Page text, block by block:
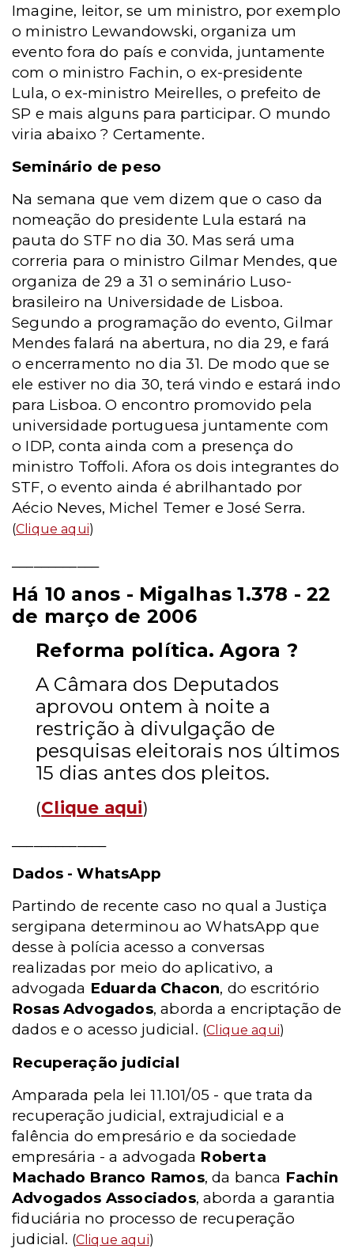
Imagine, leitor, se um ministro, por exemplo
o ministro Lewandowski, organiza um
evento fora do país e convida, juntamente
com o ministro Fachin, o ex-presidente
Lula, o ex-ministro Meirelles, o prefeito de
SP e mais alguns para participar. O mundo
viria abaixo ? Certamente.
Seminário de peso
Na semana que vem dizem que o caso da
nomeação do presidente Lula estará na
pauta do STF no dia 30. Mas será uma
correria para o ministro Gilmar Mendes, que
organiza de 29 a 31 o seminário Luso-
brasileiro na Universidade de Lisboa.
Segundo a programação do evento, Gilmar
Mendes falará na abertura, no dia 29, e fará
o encerramento no dia 31. De modo que se
ele estiver no dia 30, terá vindo e estará indo
para Lisboa. O encontro promovido pela
universidade portuguesa juntamente com
o IDP, conta ainda com a presença do
ministro Toffoli. Afora os dois integrantes do
STF, o evento ainda é abrilhantado por
Aécio Neves, Michel Temer e José Serra.
(Clique aqui)
Há 10 anos - Migalhas 1.378 - 22
de março de 2006
Reforma política. Agora ?
A Câmara dos Deputados
aprovou ontem à noite a
restrição à divulgação de
pesquisas eleitorais nos últimos
15 dias antes dos pleitos.
(Clique aqui)
Dados - WhatsApp
Partindo de recente caso no qual a Justiça
sergipana determinou ao WhatsApp que
desse à polícia acesso a conversas
realizadas por meio do aplicativo, a
advogada Eduarda Chacon, do escritório
Rosas Advogados, aborda a encriptação de
dados e o acesso judicial. (Clique aqui)
Recuperação judicial
Amparada pela lei 11.101/05 - que trata da
recuperação judicial, extrajudicial e a
falência do empresário e da sociedade
empresária - a advogada Roberta
Machado Branco Ramos, da banca Fachin
Advogados Associados, aborda a garantia
fiduciária no processo de recuperação
judicial. (Clique aqui)